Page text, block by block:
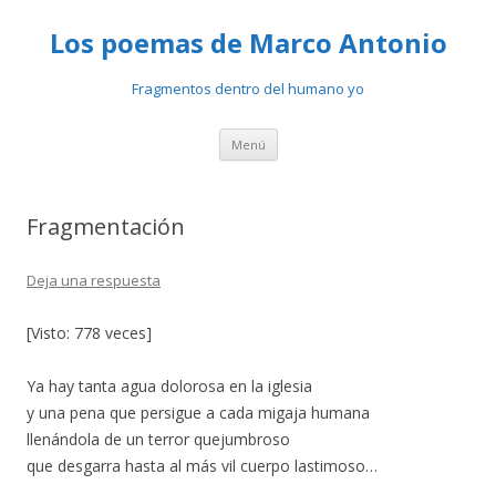
Los poemas de Marco Antonio
Fragmentos dentro del humano yo
Menú Ir
contenido
Fragmentación
Deja una respuesta
[Visto: 778 veces]
Ya hay tanta agua dolorosa en la iglesia
y una pena que persigue a cada migaja humana
llenándola de un terror quejumbroso
que desgarra hasta al más vil cuerpo lastimoso…